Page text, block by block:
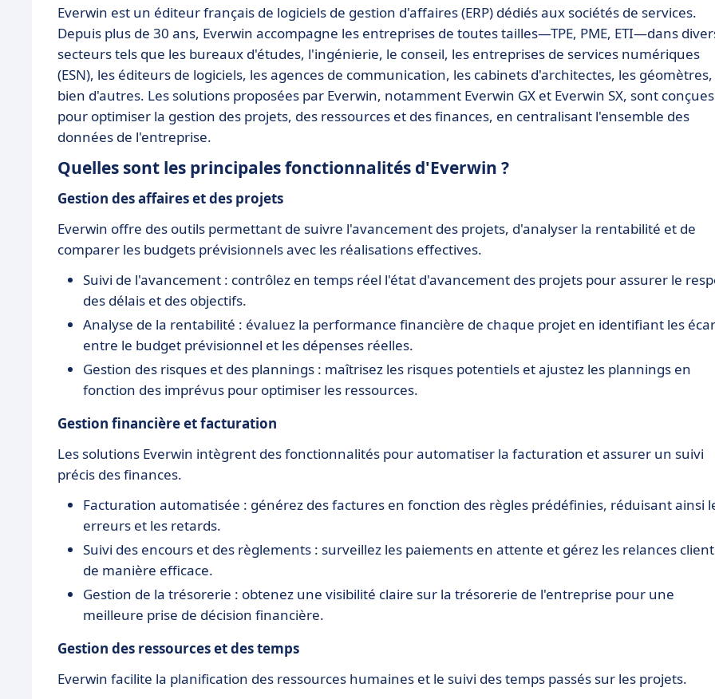
Everwin est un éditeur français de logiciels de gestion d'affaires (ERP) dédiés aux sociétés de services.
Depuis plus de 30 ans, Everwin accompagne les entreprises de toutes tailles—TPE, PME, ETI—dans
secteurs tels que les bureaux d'études, l'ingénierie, le conseil, les entreprises de services numériques
(ESN), les éditeurs de logiciels, les agences de communication, les cabinets d'architectes, les
bien d'autres. Les solutions proposées par Everwin, notamment Everwin GX et Everwin SX, sont conçues
pour optimiser la gestion des projets, des ressources et des finances, en centralisant l'ensemble des
données de l'entreprise.
Quelles sont les principales fonctionnalités d'Everwin ?
Gestion des affaires et des projets
Everwin offre des outils permettant de suivre l'avancement des projets, d'analyser la rentabilité et de
comparer les budgets prévisionnels avec les réalisations effectives.
Suivi de l'avancement : contrôlez en temps réel l'état d'avancement des projets pour assurer le
des délais et des objectifs.
Analyse de la rentabilité : évaluez la performance financière de chaque projet en identifiant les
entre le budget prévisionnel et les dépenses réelles.
Gestion des risques et des plannings : maîtrisez les risques potentiels et ajustez les plannings en
fonction des imprévus pour optimiser les ressources.
Gestion financière et facturation
Les solutions Everwin intègrent des fonctionnalités pour automatiser la facturation et assurer un suivi
précis des finances.
Facturation automatisée : générez des factures en fonction des règles prédéfinies, réduisant ainsi
erreurs et les retards.
Suivi des encours et des règlements : surveillez les paiements en attente et gérez les relances
de manière efficace.
Gestion de la trésorerie : obtenez une visibilité claire sur la trésorerie de l'entreprise pour une
meilleure prise de décision financière.
Gestion des ressources et des temps
Everwin facilite la planification des ressources humaines et le suivi des temps passés sur les projets.